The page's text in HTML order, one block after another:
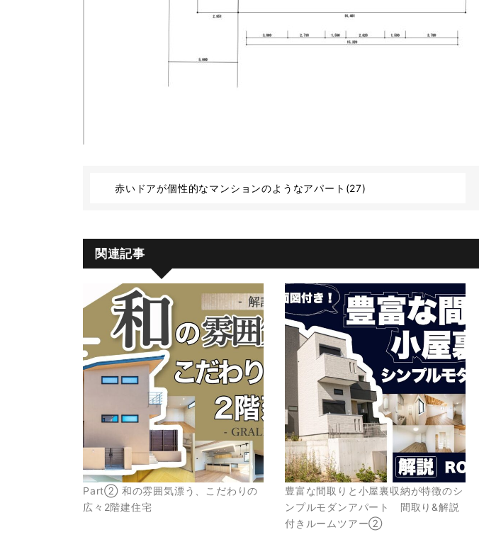
赤いドアが個性的なマンションのようなアパート(27)
関連記事
Part② 和の雰囲気漂う、こだわりの
広々2階建住宅
豊富な間取りと小屋裏収納が特徴のシ
ンプルモダンアパート 間取り&解説
付きルームツアー②